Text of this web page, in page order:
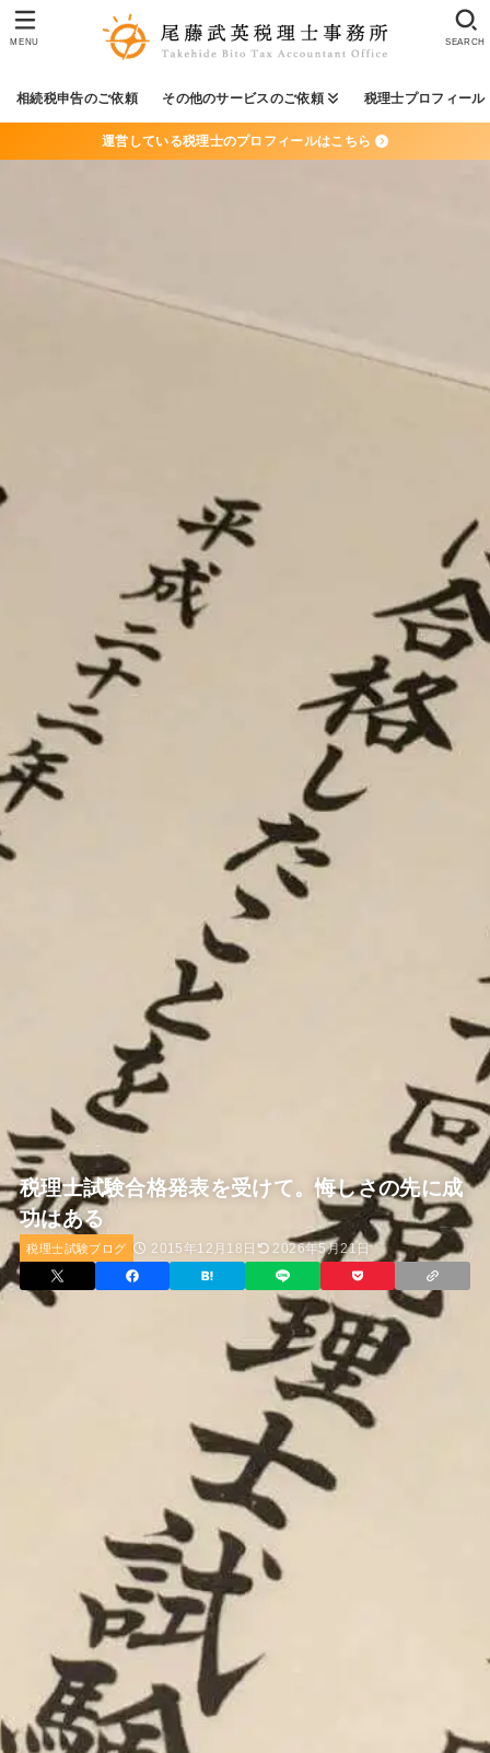
相続税申告のご依頼 その他のサービスのご依頼 税理士プロフィール
SEARCH
MENU
運営している税理士のプロフィールはこちら
税理士試験合格発表を受けて。悔しさの先に成
功はある
税理士試験ブログ 2015年12月18日 2026年5月21日